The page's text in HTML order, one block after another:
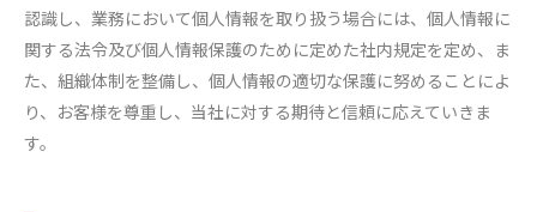
認識し、業務において個人情報を取り扱う場合には、個人情報に
関する法令及び個人情報保護のために定めた社内規定を定め、ま
た、組織体制を整備し、個人情報の適切な保護に努めることによ
り、お客様を尊重し、当社に対する期待と信頼に応えていきま
す。